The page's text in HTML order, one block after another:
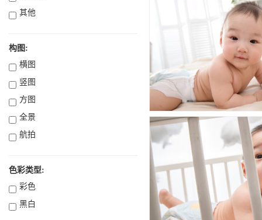
其他
构图:
横图
竖图
方图
全景
航拍
色彩类型:
彩色
黑白